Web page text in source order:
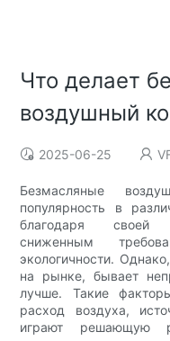
Что делает
воздушный
2025-06-25
Безмасляные
популярность в
благодаря своей
сниженным
экологичности.
на рынке, бывает
лучше. Такие
расход воздуха,
играют решающую